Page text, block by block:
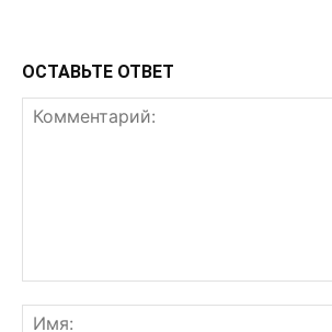
ОСТАВЬТЕ ОТВЕТ